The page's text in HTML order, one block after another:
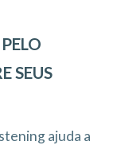
SEUS
ajuda a